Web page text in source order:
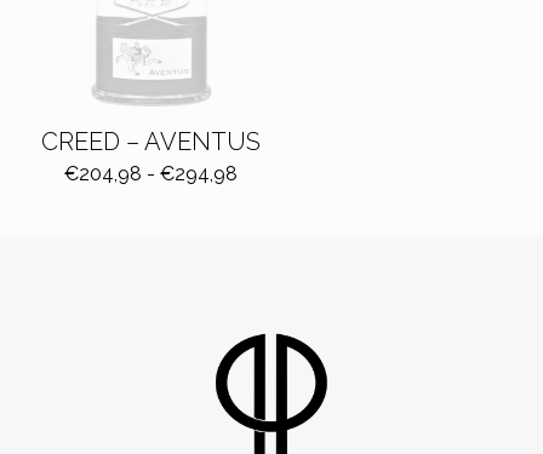
CREED – AVENTUS
€204,98 - €294,98